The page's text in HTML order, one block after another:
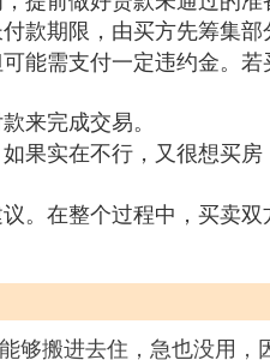
款期限，由买方先筹集
能需支付一定违约金。
来完成交易。
果实在不行，又很想买
。在整个过程中，买卖
够搬进去住，急也没用，